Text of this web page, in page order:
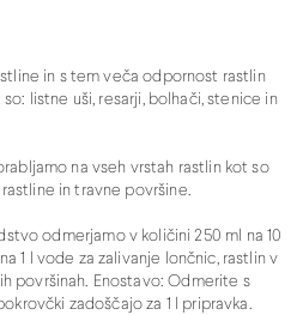
in s tem veča odpornost rastlin
listne uši, resarji, bolhači, stenice in
na vseh vrstah rastlin kot so
in travne površine.
odmerjamo v količini 250 ml na 10
1 l vode za zalivanje lončnic, rastlin v
površinah. Enostavo: Odmerite s
zadoščajo za 1 l pripravka.